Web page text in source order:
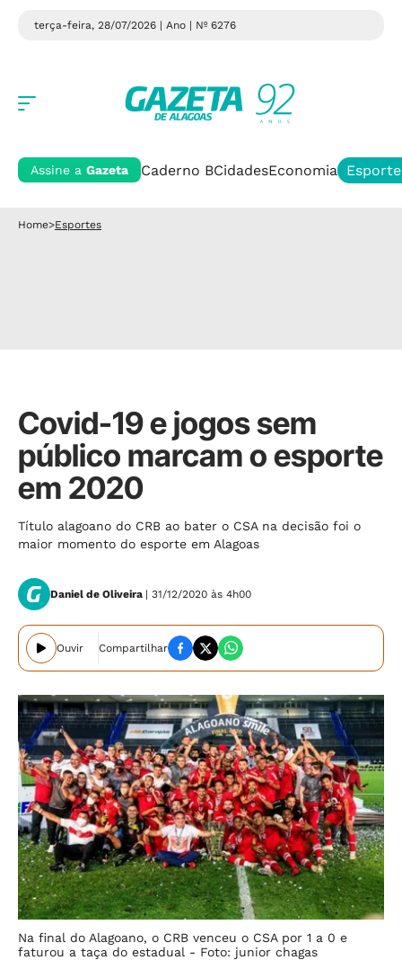
terça-feira, 28/07/2026 | Ano | Nº 6276
Assine a Gazeta Caderno BCidadesEconomia
Home>Esportes
Covid-19 e jogos sem
público marcam o esporte
em 2020
Título alagoano do CRB ao bater o CSA na decisão foi o
maior momento do esporte em Alagoas
Daniel de Oliveira | 31/12/2020 às 4h00
Ouvir Compartilhar
Na final do Alagoano, o CRB venceu o CSA por 1 a 0 e
faturou a taça do estadual - Foto: junior chagas